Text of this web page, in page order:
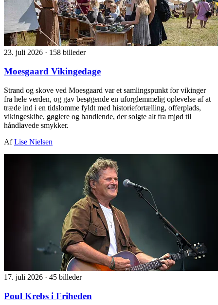
23. juli 2026 · 158 billeder
Moesgaard Vikingedage
Strand og skove ved Moesgaard var et samlingspunkt for vikinger
fra hele verden, og gav besøgende en uforglemmelig oplevelse af at
træde ind i en tidslomme fyldt med historiefortælling, offerplads,
vikingeskibe, gøglere og handlende, der solgte alt fra mjød til
håndlavede smykker.
AfLise Nielsen
17. juli 2026 · 45 billeder
Poul Krebs i Friheden